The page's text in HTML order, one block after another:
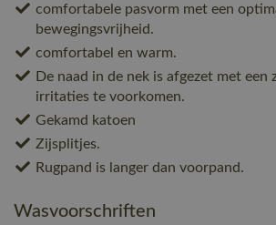
comfortabele pasvorm met een
bewegingsvrijheid.
comfortabel en warm.
De naad in de nek is afgezet met een
irritaties te voorkomen.
Gekamd katoen
Zijsplitjes.
Rugpand is langer dan voorpand.
Wasvoorschriften